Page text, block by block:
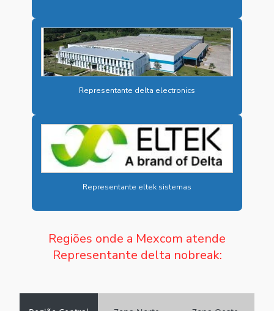
CARREGADOR DE BATERIA INDUSTRIAL
CARREGADOR CAMINHÃO ELÉTRICO
CARREGADOR CARRO ELÉTRICO RÁPIDO
CARREGADOR ELÉTRICO RÁPIDO
CARREGADOR ÔNIBUS ELÉTRICO
CARREGADOR VEICULAR DC
CARREGADOR VEICULAR ELÉTRICO
CARREGADORES INDUSTRIAIS PREÇO
Representante delta electronics
Representante eltek sistemas
Regiões onde a Mexcom atende
Representante delta nobreak: